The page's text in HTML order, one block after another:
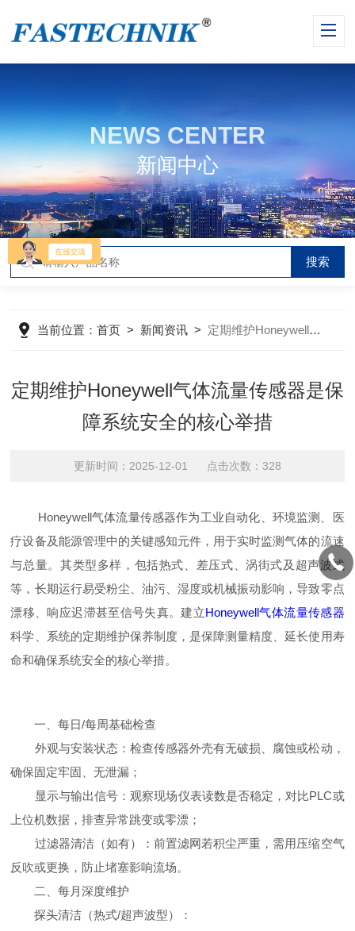
NEWS CENTER
新闻中心
当前位置：首页 > 新闻资讯 > 定期维护Honeywell气体流量传感器是保障系统安全的核心举措
定期维护Honeywell气体流量传感器是保
障系统安全的核心举措
更新时间：2025-12-01 点击次数：328
Honeywell气体流量传感器作为工业自动化、环境监测、医
疗设备及能源管理中的关键感知元件，用于实时监测气体的流速
与总量。其类型多样，包括热式、差压式、涡街式及超声波式
等，长期运行易受粉尘、油污、湿度或机械振动影响，导致零点
漂移、响应迟滞甚至信号失真。建立Honeywell气体流量传感器
科学、系统的定期维护保养制度，是保障测量精度、延长使用寿
命和确保系统安全的核心举措。
一、每日/每周基础检查
外观与安装状态：检查传感器外壳有无破损、腐蚀或松动，
确保固定牢固、无泄漏；
显示与输出信号：观察现场仪表读数是否稳定，对比PLC或
上位机数据，排查异常跳变或零漂；
过滤器清洁（如有）：前置滤网若积尘严重，需用压缩空气
反吹或更换，防止堵塞影响流场。
二、每月深度维护
探头清洁（热式/超声波型）：